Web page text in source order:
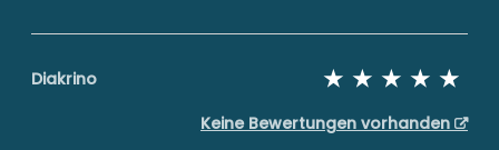
Diakrino
Keine Bewertungen vorhanden